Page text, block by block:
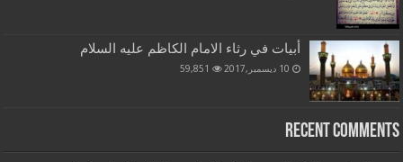
أبيات في رثاء الامام الكاظم عليه السلام
10 ديسمبر,2017 59,851
Recent Comments